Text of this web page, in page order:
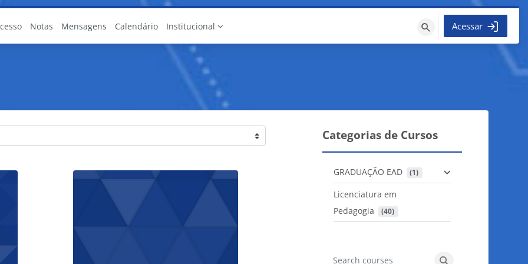
Notas Mensagens Calendário Institucional
Buscar
cursos
Acessar
Categorias de Cursos
GRADUAÇÃO EAD (1)
Licenciatura em
Pedagogia
(40)